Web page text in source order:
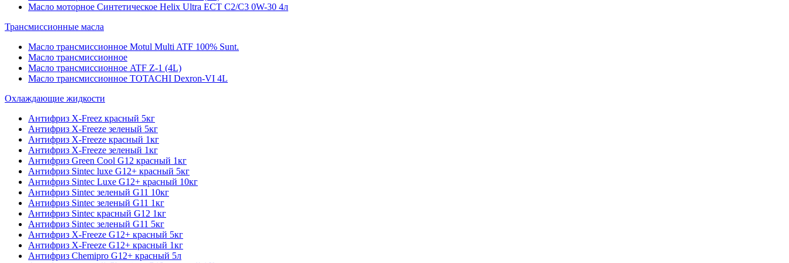
Масло моторное Синтетическое Helix Ultra ECT C2/C3 0W-30 4л
Трансмиссионные масла
Масло трансмиссионное Motul Multi ATF 100% Sunt.
Масло трансмиссионное
Масло трансмиссионное ATF Z-1 (4L)
Масло трансмиссионное TOTACHI Dexron-VI 4L
Охлаждающие жидкости
Антифриз X-Freez красный 5кг
Антифриз X-Freeze зеленый 5кг
Антифриз X-Freeze красный 1кг
Антифриз X-Freeze зеленый 1кг
Антифриз Green Cool G12 красный 1кг
Антифриз Sintec luxe G12+ красный 5кг
Антифриз Sintec Luxe G12+ красный 10кг
Антифриз Sintec зеленый G11 10кг
Антифриз Sintec зеленый G11 1кг
Антифриз Sintec красный G12 1кг
Антифриз Sintec зеленый G11 5кг
Антифриз X-Freeze G12+ красный 5кг
Антифриз X-Freeze G12+ красный 1кг
Антифриз Chemipro G12+ красный 5л